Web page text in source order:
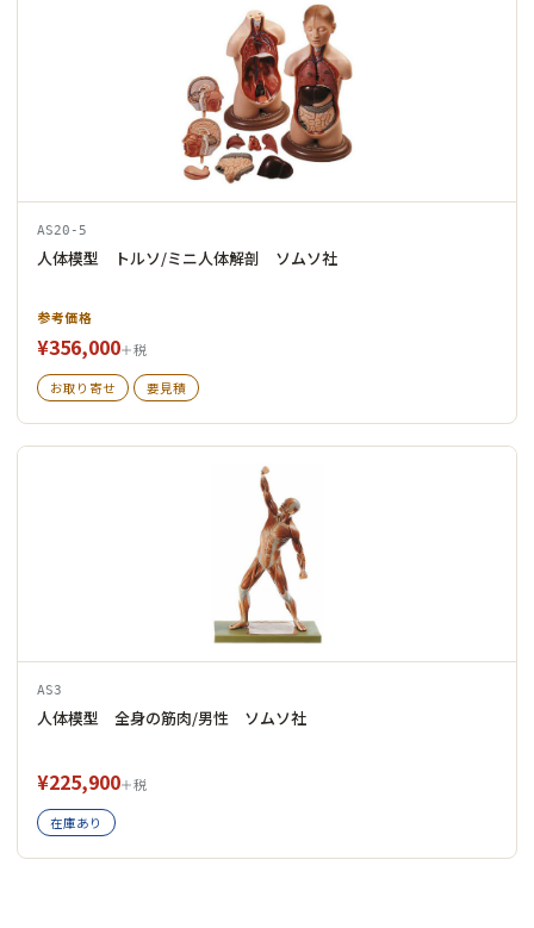
AS20-5
人体模型 トルソ/ミニ人体解剖 ソムソ社
参考価格
¥356,000＋税
お取り寄せ 要見積
AS3
人体模型 全身の筋肉/男性 ソムソ社
¥225,900＋税
在庫あり